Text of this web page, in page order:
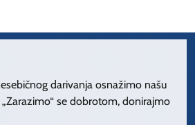
darivanja osnažimo našu
se dobrotom, donirajmo